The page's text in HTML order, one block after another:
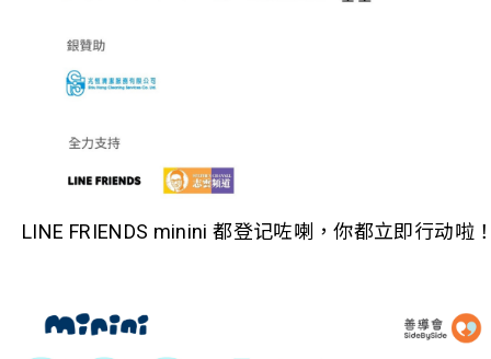
LINE FRIENDS minini 都登记咗喇，你都立即行动啦